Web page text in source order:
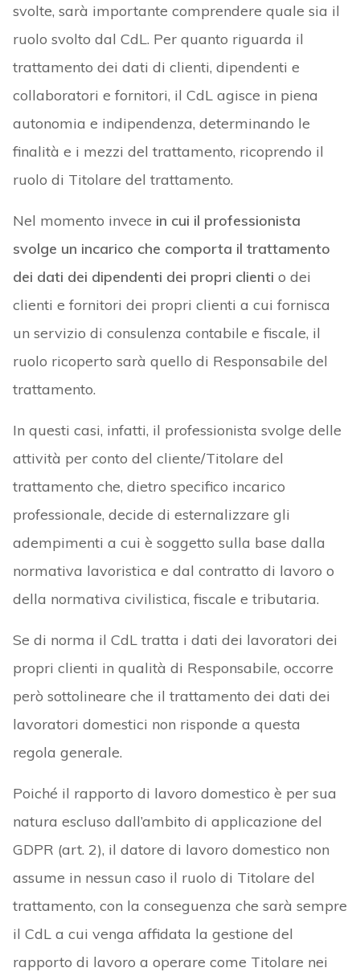
svolte, sarà importante comprendere quale sia il
ruolo svolto dal CdL. Per quanto riguarda il
trattamento dei dati di clienti, dipendenti e
collaboratori e fornitori, il CdL agisce in piena
autonomia e indipendenza, determinando le
finalità e i mezzi del trattamento, ricoprendo il
ruolo di Titolare del trattamento.
Nel momento invece in cui il professionista
svolge un incarico che comporta il trattamento
dei dati dei dipendenti dei propri clienti o dei
clienti e fornitori dei propri clienti a cui fornisca
un servizio di consulenza contabile e fiscale, il
ruolo ricoperto sarà quello di Responsabile del
trattamento.
In questi casi, infatti, il professionista svolge delle
attività per conto del cliente/Titolare del
trattamento che, dietro specifico incarico
professionale, decide di esternalizzare gli
adempimenti a cui è soggetto sulla base dalla
normativa lavoristica e dal contratto di lavoro o
della normativa civilistica, fiscale e tributaria.
Se di norma il CdL tratta i dati dei lavoratori dei
propri clienti in qualità di Responsabile, occorre
però sottolineare che il trattamento dei dati dei
lavoratori domestici non risponde a questa
regola generale.
Poiché il rapporto di lavoro domestico è per sua
natura escluso dall’ambito di applicazione del
GDPR (art. 2), il datore di lavoro domestico non
assume in nessun caso il ruolo di Titolare del
trattamento, con la conseguenza che sarà sempre
il CdL a cui venga affidata la gestione del
rapporto di lavoro a operare come Titolare nei